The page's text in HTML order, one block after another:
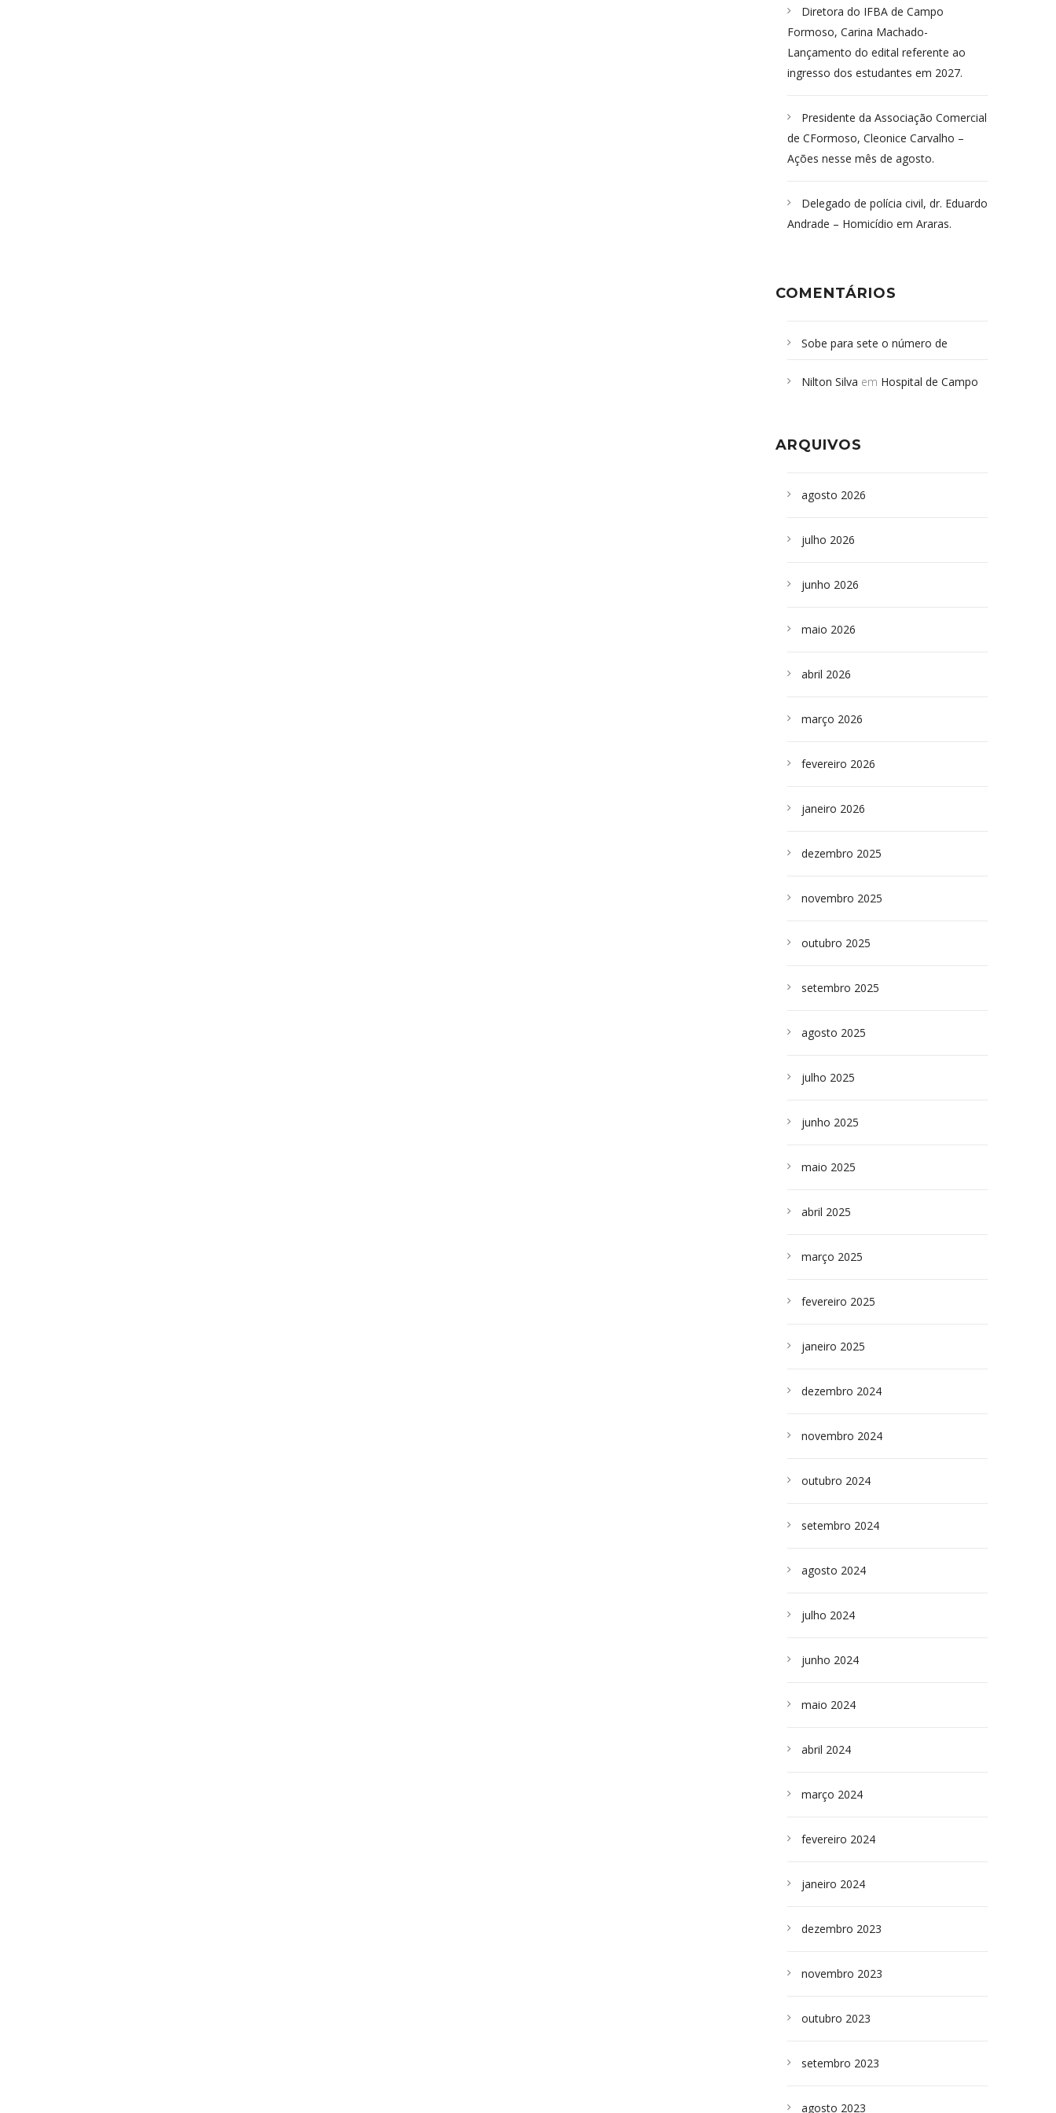
Diretora do IFBA de Campo
Formoso, Carina Machado-
Lançamento do edital referente ao
ingresso dos estudantes em 2027.
Presidente da Associação Comercial
de CFormoso, Cleonice Carvalho –
Ações nesse mês de agosto.
Delegado de polícia civil, dr. Eduardo
Andrade – Homicídio em Araras.
COMENTÁRIOS
Sobe para sete o número de
desabamento em São Paulo - Revista
sepultados em SP
Nilton Silva em Hospital de Campo
ARQUIVOS
agosto 2026
julho 2026
junho 2026
maio 2026
abril 2026
março 2026
fevereiro 2026
janeiro 2026
dezembro 2025
novembro 2025
outubro 2025
setembro 2025
agosto 2025
julho 2025
junho 2025
maio 2025
abril 2025
março 2025
fevereiro 2025
janeiro 2025
dezembro 2024
novembro 2024
outubro 2024
setembro 2024
agosto 2024
julho 2024
junho 2024
maio 2024
abril 2024
março 2024
fevereiro 2024
janeiro 2024
dezembro 2023
novembro 2023
outubro 2023
setembro 2023
agosto 2023